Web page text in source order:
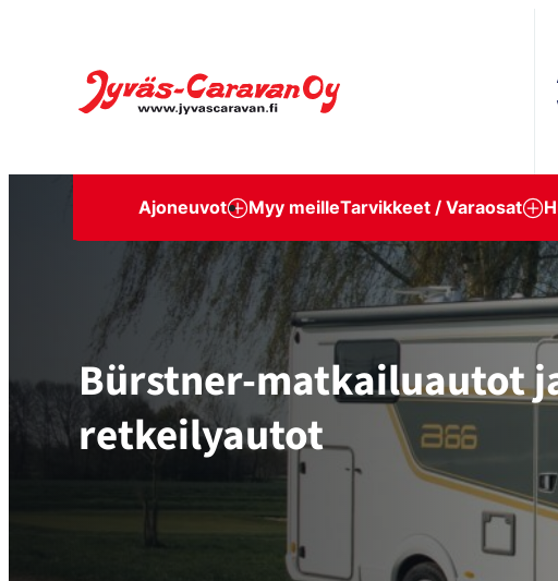
sisältöön
Jyväs-Caravan Oy
Ajoneuvot Myy meilleTarvikkeet / Varaosat
Bürstner-matkailuautot
retkeilyautot